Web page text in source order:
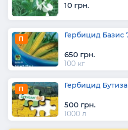
10 грн.
П Гербицид Базис
650 грн.
100 кг
П Гербицид
500 грн.
1000 л